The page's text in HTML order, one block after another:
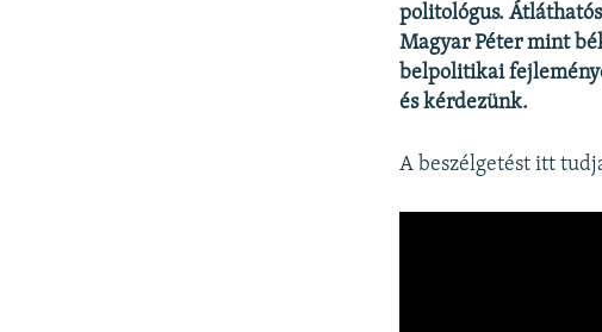
politológus.
Magyar Péter mint
belpolitikai
és kérdezünk.
A beszélgetést itt